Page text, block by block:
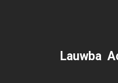
Lauwba